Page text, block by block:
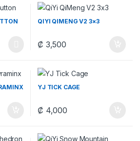
variantes. Las opciones se
QIYI QIMENG V2 3×3
₡ 3,500
YJ TICK CAGE
₡ 4,000